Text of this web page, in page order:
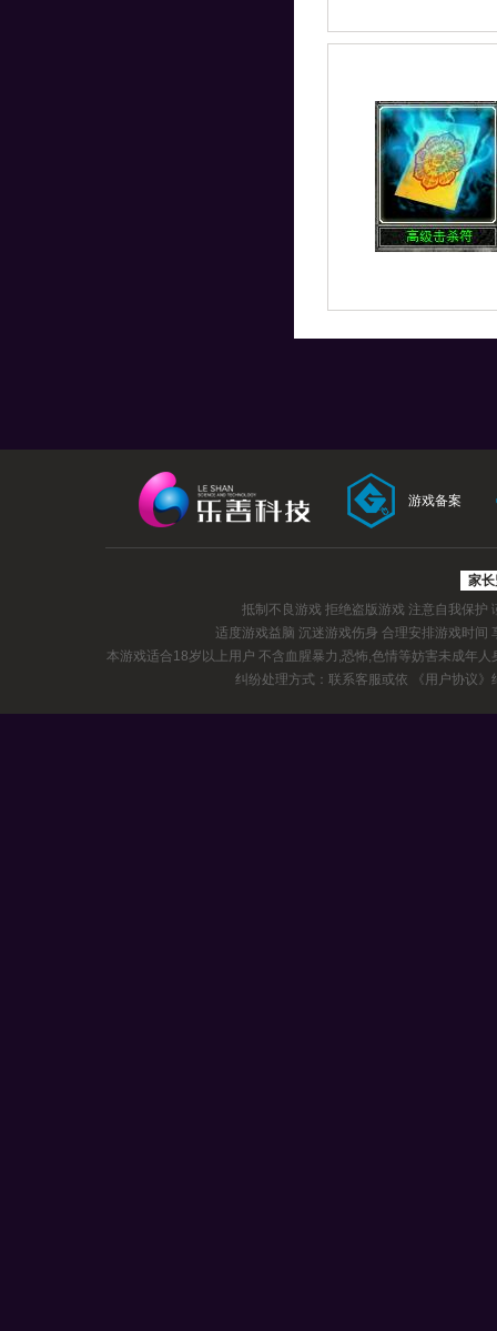
游戏备案
家
抵制不良游戏 拒绝盗版游戏 注意自我保护
适度游戏益脑 沉迷游戏伤身 合理安排游戏时间
本游戏适合18岁以上用户 不含血腥暴力,恐怖,色情等妨害未成年人
纠纷处理方式：联系客服或依
《用户协议》